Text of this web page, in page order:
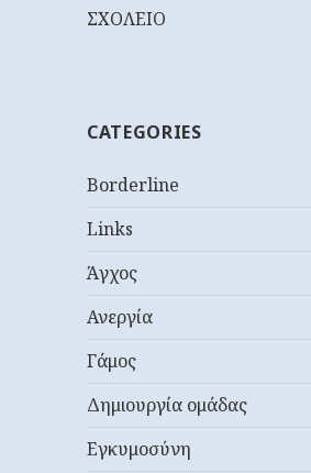
ΣΧΟΛΕΙΟ
CATEGORIES
Borderline
Links
Άγχος
Ανεργία
Γάμος
Δημιουργία ομάδας
Εγκυμοσύνη